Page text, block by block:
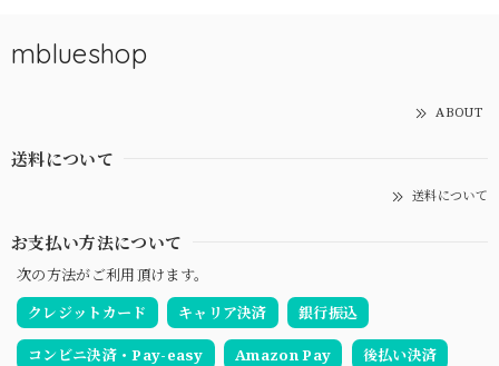
mblueshop
ABOUT
送料について
送料について
お支払い方法について
次の方法がご利用頂けます。
クレジットカード
キャリア決済 銀行振込
コンビニ決済・Pay-easy Amazon Pay 後払い決済